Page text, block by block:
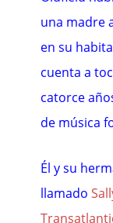
una madre
en su
cuenta a
catorce
de música
Él y su
llamado